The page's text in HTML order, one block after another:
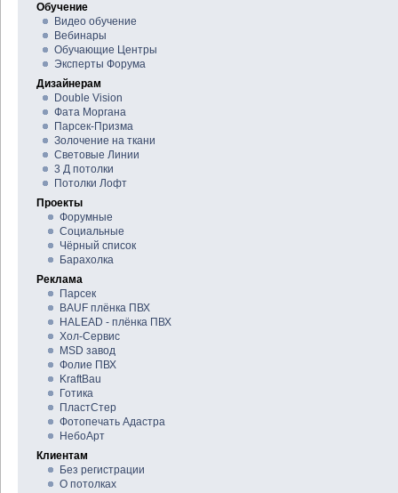
Обучение
Видео обучение
Вебинары
Обучающие Центры
Эксперты Форума
Дизайнерам
Double Vision
Фата Моргана
Парсек-Призма
Золочение на ткани
Световые Линии
3 Д потолки
Потолки Лофт
Проекты
Форумные
Социальные
Чёрный список
Барахолка
Реклама
Парсек
BAUF плёнка ПВХ
HALEAD - плёнка ПВХ
Хол-Сервис
MSD завод
Фолие ПВХ
KraftBau
Готика
ПластСтер
Фотопечать Адастра
НебоАрт
Клиентам
Без регистрации
О потолках